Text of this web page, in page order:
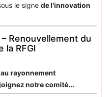
le signe de l'innovation
Renouvellement du
la RFGI
rayonnement
notre comité...